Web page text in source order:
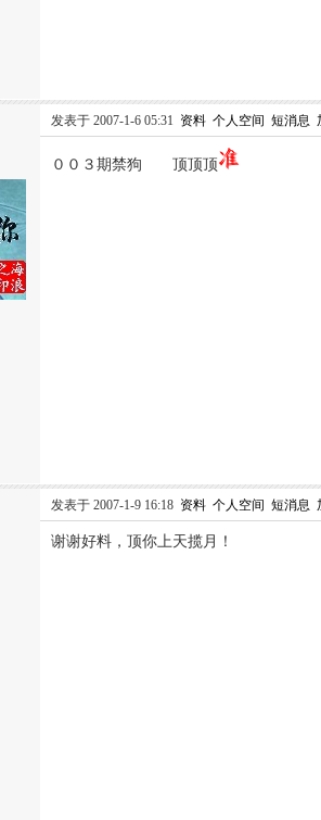
发表于 2007-1-6 05:31 资料 个人空间 短消息
００３期禁狗 顶顶顶
发表于 2007-1-9 16:18 资料 个人空间 短消息
谢谢好料，顶你上天揽月！